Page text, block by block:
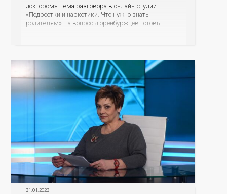
доктором». Тема разговора в онлайн-студии
«Подростки и наркотики. Что нужно знать
родителям» На вопросы оренбуржцев готовы
отделением для детей и подростков Элина Балдина.
31.01.2023